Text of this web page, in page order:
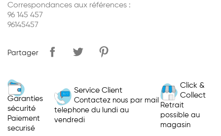
Correspondances aux références :
96 145 457
96145457
Partager
Garanties
sécurité
Paiement
securisé
Service Client
Contactez nous par mail
telephone du lundi au
vendredi
Click &
Collect
Retrait
possible au
magasin